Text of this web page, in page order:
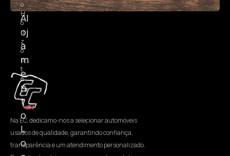
Al
oj
a
m
e
n
t
o
L
o
o
H
o
ri
z
o
n
t
e
Na EC, dedicamo-nos a selecionar automóveis
usados de qualidade, garantindo confiança,
transparência e um atendimento personalizado.